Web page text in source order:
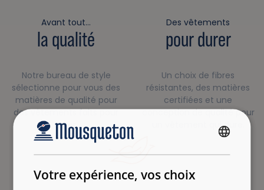
Avant tout…
la qualité
Notre bureau de style
sélectionne pour vous des
matières de qualité pour
des vêtements faits pour
durer.
Des vêtements
pour durer
Un choix de fibres
résistantes, des matières
certifiées et une
conception de qualité pour
un vêtement qui dure.
Votre expérience, vos choix